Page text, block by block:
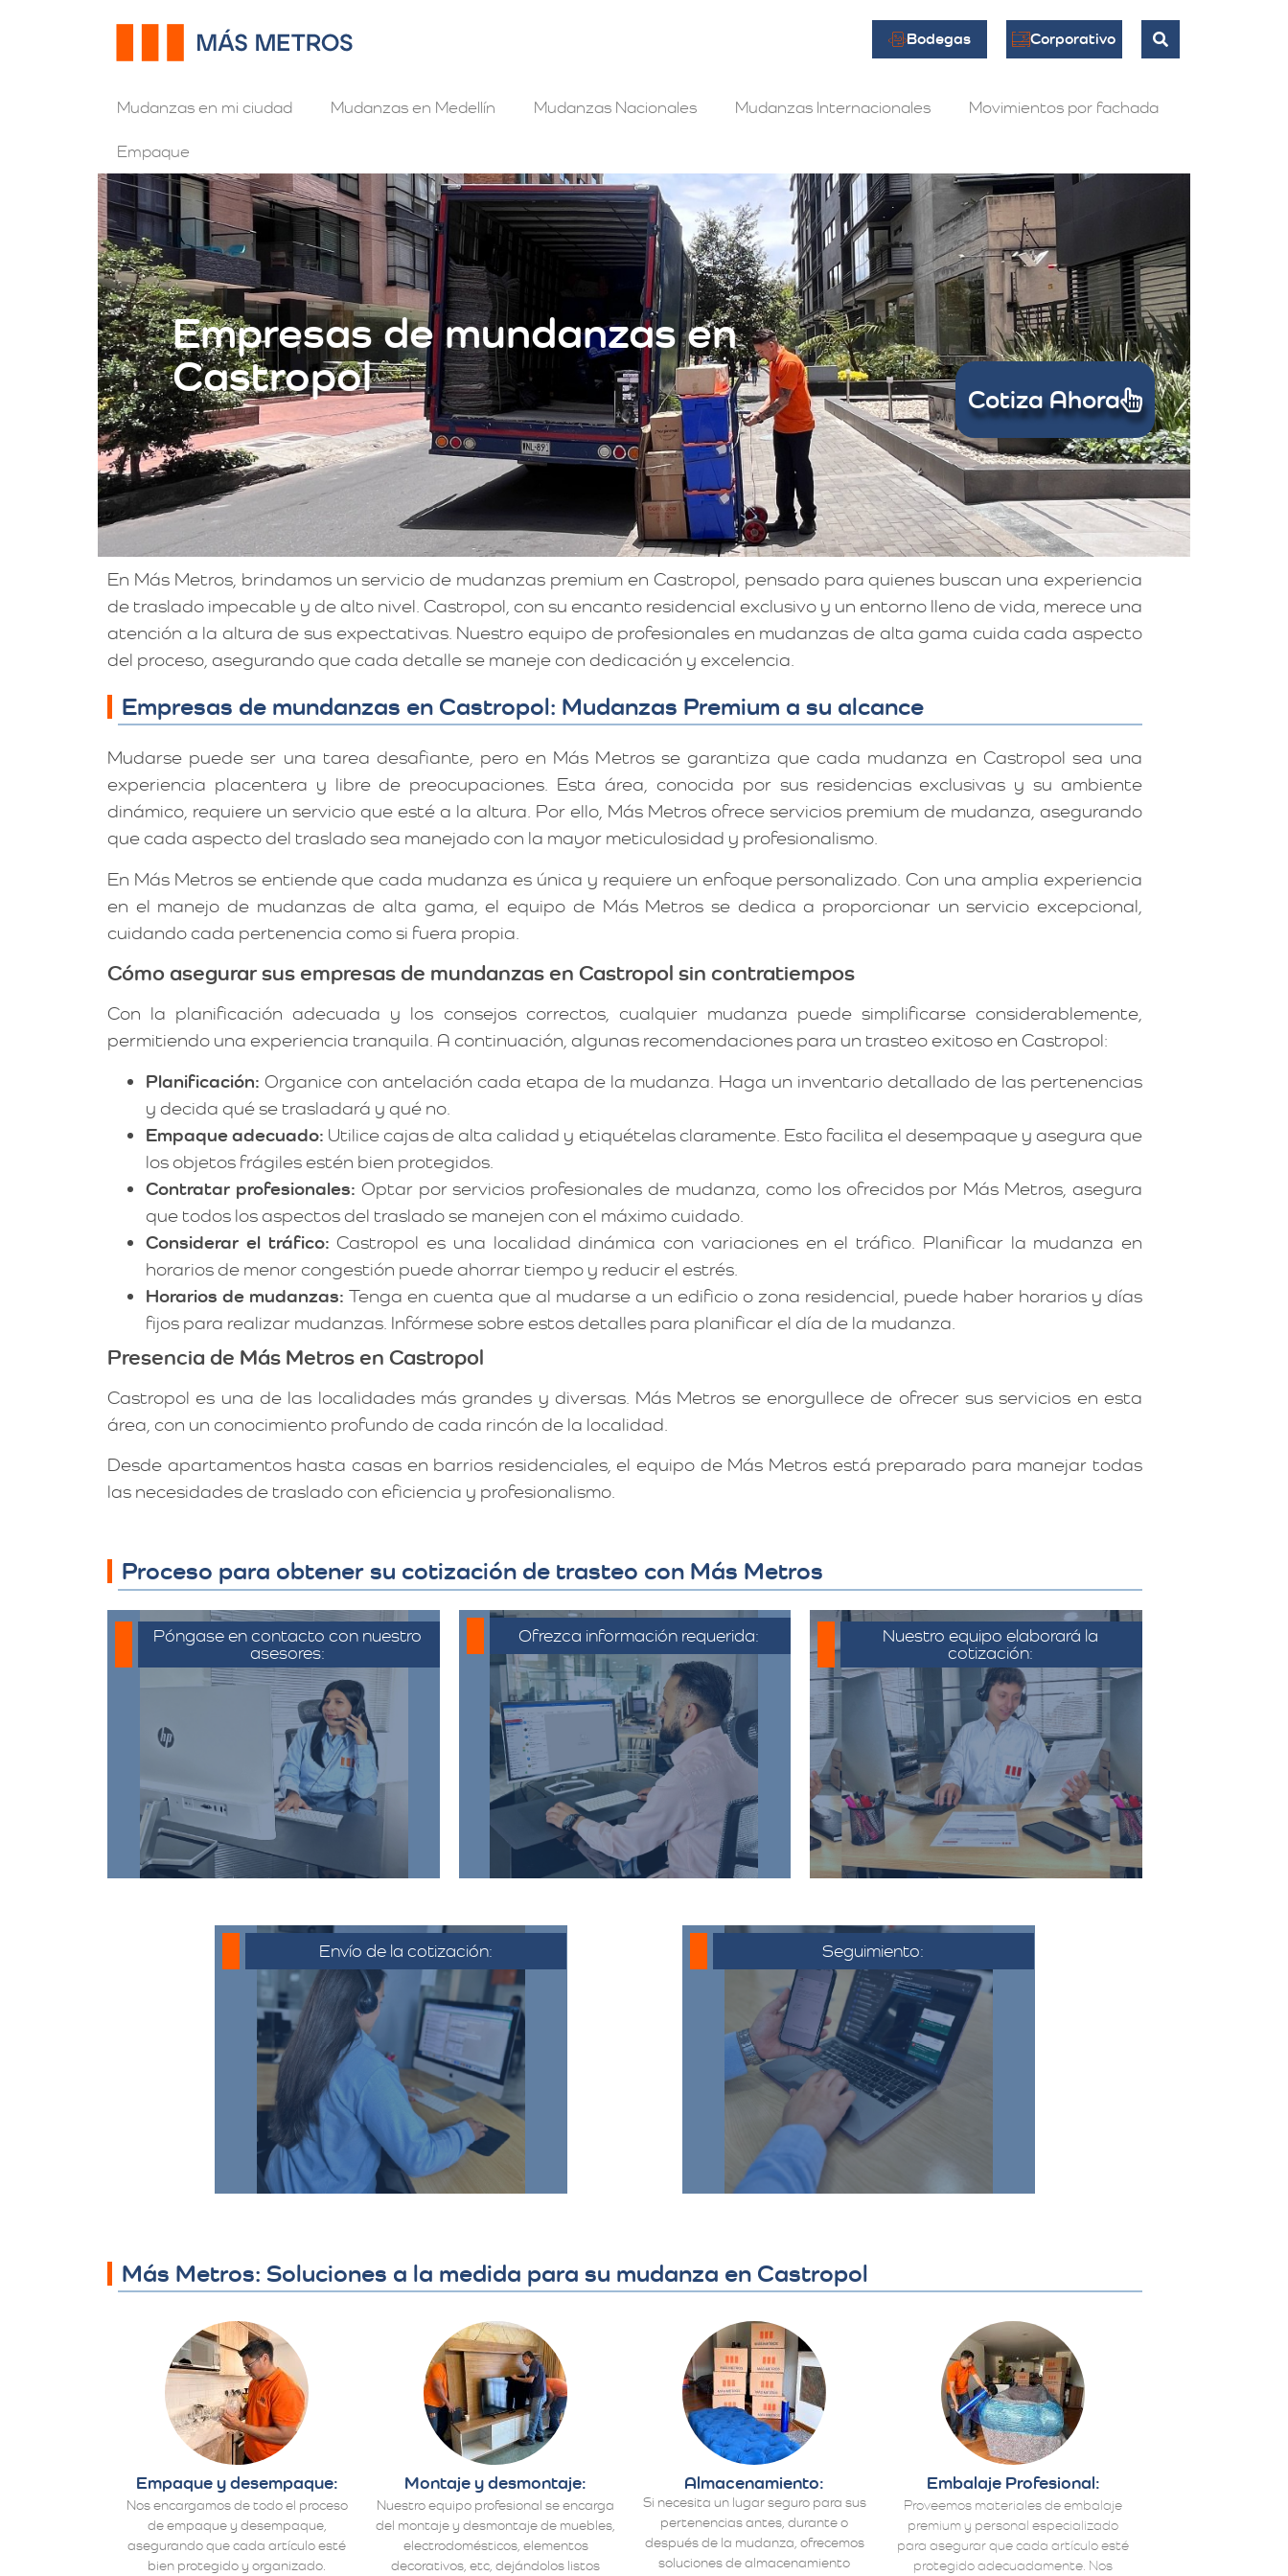
Bodegas Corporativo
Mudanzas en mi ciudad Mudanzas en Medellín Mudanzas Nacionales Mudanzas Internacionales Movimientos por fachada
Empaque
Empresas de mundanzas en
Castropol
Cotiza Ahora
En Más Metros, brindamos un servicio de mudanzas premium en Castropol, pensado para quienes buscan una experiencia
de traslado impecable y de alto nivel. Castropol, con su encanto residencial exclusivo y un entorno lleno de vida, merece una
atención a la altura de sus expectativas. Nuestro equipo de profesionales en mudanzas de alta gama cuida cada aspecto
del proceso, asegurando que cada detalle se maneje con dedicación y excelencia.
Empresas de mundanzas en Castropol: Mudanzas Premium a su alcance
Mudarse puede ser una tarea desafiante, pero en Más Metros se garantiza que cada mudanza en Castropol sea una
experiencia placentera y libre de preocupaciones. Esta área, conocida por sus residencias exclusivas y su ambiente
dinámico, requiere un servicio que esté a la altura. Por ello, Más Metros ofrece servicios premium de mudanza, asegurando
que cada aspecto del traslado sea manejado con la mayor meticulosidad y profesionalismo.
En Más Metros se entiende que cada mudanza es única y requiere un enfoque personalizado. Con una amplia experiencia
en el manejo de mudanzas de alta gama, el equipo de Más Metros se dedica a proporcionar un servicio excepcional,
cuidando cada pertenencia como si fuera propia.
Cómo asegurar sus empresas de mundanzas en Castropol sin contratiempos
Con la planificación adecuada y los consejos correctos, cualquier mudanza puede simplificarse considerablemente,
permitiendo una experiencia tranquila. A continuación, algunas recomendaciones para un trasteo exitoso en Castropol:
Planificación: Organice con antelación cada etapa de la mudanza. Haga un inventario detallado de las pertenencias
y decida qué se trasladará y qué no.
Empaque adecuado: Utilice cajas de alta calidad y etiquételas claramente. Esto facilita el desempaque y asegura que
los objetos frágiles estén bien protegidos.
Contratar profesionales: Optar por servicios profesionales de mudanza, como los ofrecidos por Más Metros, asegura
que todos los aspectos del traslado se manejen con el máximo cuidado.
Considerar el tráfico: Castropol es una localidad dinámica con variaciones en el tráfico. Planificar la mudanza en
horarios de menor congestión puede ahorrar tiempo y reducir el estrés.
Horarios de mudanzas: Tenga en cuenta que al mudarse a un edificio o zona residencial, puede haber horarios y días
fijos para realizar mudanzas. Infórmese sobre estos detalles para planificar el día de la mudanza.
Presencia de Más Metros en Castropol
Castropol es una de las localidades más grandes y diversas. Más Metros se enorgullece de ofrecer sus servicios en esta
área, con un conocimiento profundo de cada rincón de la localidad.
Desde apartamentos hasta casas en barrios residenciales, el equipo de Más Metros está preparado para manejar todas
las necesidades de traslado con eficiencia y profesionalismo.
Proceso para obtener su cotización de trasteo con Más Metros
Póngase en contacto con nuestro
asesores:
Para iniciar el proceso de solicitud
de cotización, puede
comunicarse a través de
whatsapp haciendo click en
cotizar.​
Ofrezca información requerida:
Debe proporcionar información
detallada sobre la mudanza,
incluyendo la dirección de origen
y destino, el tipo y cantidad de
pertenencias.​
Nuestro equipo elaborará la
cotización:
Con la información recopilada, el
equipo de Más Metros elabora
una cotización detallada que
incluye todos los costos
asociados a la mudanza, como el
transporte, el embalaje, el
montaje, y cualquier servicio
adicional solicitado.​
Envío de la cotización:
La cotización se envía al cliente,
generalmente por correo electrónico
o el medio que se haya acordado,
para su revisión. El cliente puede
revisar la propuesta, hacer
preguntas y solicitar ajustes si es
necesario.​
Seguimiento:
Una vez que se aprueba la
cotización, se confirma la fecha y
hora de la mudanza. Se coordina
todo el proceso y se establecen los
detalles finales.​
Más Metros: Soluciones a la medida para su mudanza en Castropol
Empaque y desempaque:
Nos encargamos de todo el proceso
de empaque y desempaque,
asegurando que cada artículo esté
bien protegido y organizado.
Montaje y desmontaje:
Nuestro equipo profesional se encarga
del montaje y desmontaje de muebles,
electrodomésticos, elementos
decorativos, etc, dejándolos listos
Almacenamiento:
Si necesita un lugar seguro para sus
pertenencias antes, durante o
después de la mudanza, ofrecemos
soluciones de almacenamiento
Embalaje Profesional:
Proveemos materiales de embalaje
premium y personal especializado
para asegurar que cada artículo esté
protegido adecuadamente. Nos